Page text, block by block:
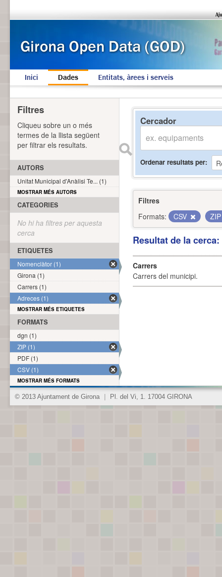
Inici Dades Entitats, àrees i serveis
Cercador
Ordenar resultats per
Filtres
Formats:
CSV
Resultat de la
Carrers
Carrers del municipi.
Filtres
Cliqueu sobre un o més
termes de la llista següent
per filtrar els resultats.
AUTORS
Unitat Municipal d'Anàlisi Te... (1)
MOSTRAR MÉS AUTORS
CATEGORIES
No hi ha filtres per aquesta
cerca
ETIQUETES
Nomenclàtor (1)
Girona (1)
Carrers (1)
Adreces (1)
MOSTRAR MÉS ETIQUETES
FORMATS
dgn (1)
ZIP (1)
PDF (1)
CSV (1)
MOSTRAR MÉS FORMATS
© 2013 Ajuntament de Girona Pl. del Vi, 1. 17004 GIRONA